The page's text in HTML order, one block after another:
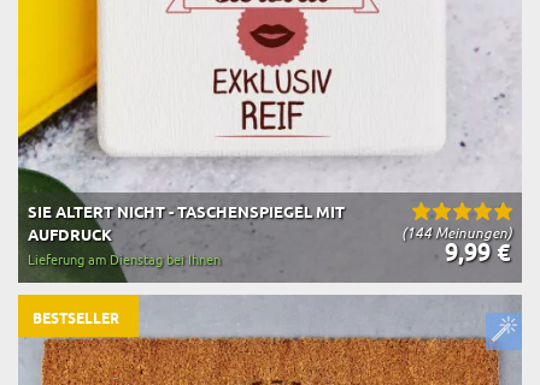
(144 Meinungen)
SIE ALTERT NICHT - TASCHENSPIEGEL MIT
AUFDRUCK
9,99 €
Lieferung am Dienstag bei Ihnen
BESTSELLER